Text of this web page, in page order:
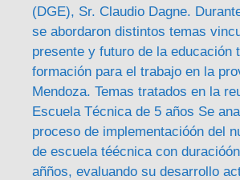
(DGE), Sr. Claudio Dagne.
se abordaron distintos temas
presente y futuro de la educación
formación para el trabajo en la
Mendoza. Temas tratados en la
Escuela Técnica de 5 años Se
proceso de implementacióón del
de escuela téécnica con
añños, evaluando su desarrollo